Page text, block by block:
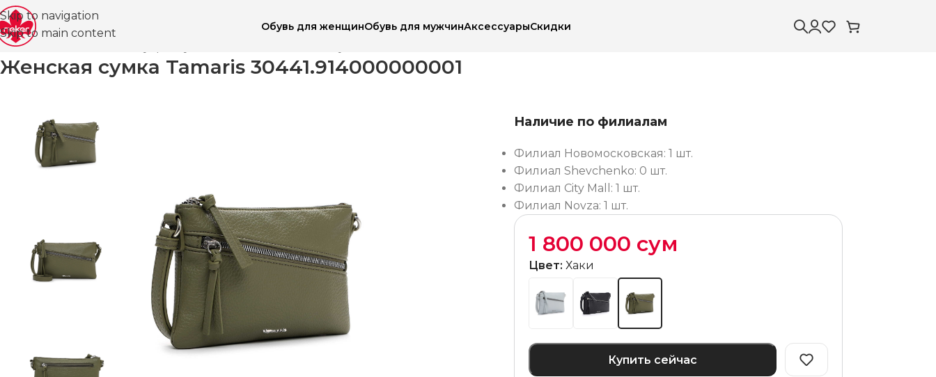
Skip to navigation
Skip to main content
Обувь для женщинОбувь для мужчинАксессуарыСкидки
Главная
Женская сумка Tamaris 30441.914000000001
Наличие по филиалам
Филиал Новомосковская: 1 шт.
Филиал Shevchenko: 0 шт.
Филиал City Mall: 1 шт.
Филиал Novza: 1 шт.
1 800 000 сум
Цвет: Хаки
Купить сейчас